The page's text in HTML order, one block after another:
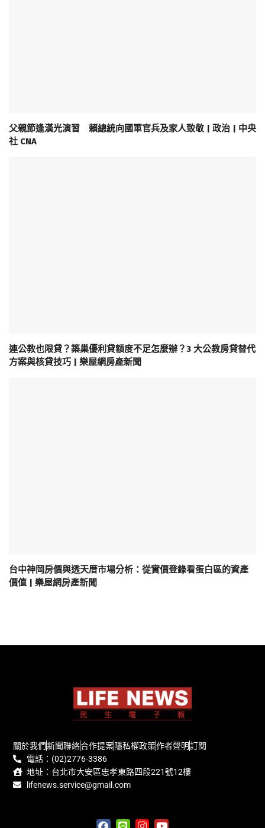
父親節逢漢光演習 賴總統向國軍官兵及家人致敬 | 政治 | 中央
社 CNA
連公教也限貸？築巢優利貸額度不足怎麼辦？3 大公教房貸替代
方案與核貸技巧 | 樂屋網房產新聞
台中神岡房價與透天厝市場分析：從實價登錄看蛋白區的資產
價值 | 樂屋網房產新聞
關於我們新聞聯絡合作提案隱私權政策作者聲明訂閱
電話：(02)2776-3386
地址：台北市大安區忠孝東路四段221號12樓
lifenews.service@gmail.com